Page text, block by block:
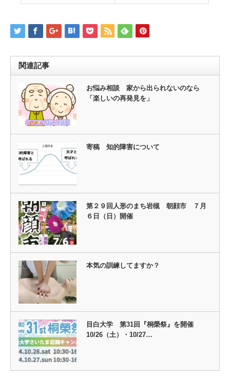
関連記事
お悩み相談 家から出られないのなら
「楽しいの再発見を」
寄稿 知的障害について
第２９回人形のまち岩槻 朝顔市 ７月
６日（日）開催
本気の訓練してますか？
目白大学 第31回『桐榮祭』を開催
10/26（土）・10/27…